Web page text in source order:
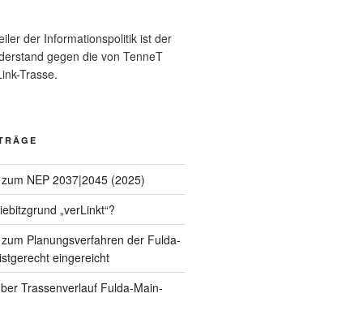
der Informationspolitik ist der
gegen die von TenneT
Trasse.
NEP 2037|2045 (2025)
„verLinkt“?
Planungsverfahren der Fulda-
eingereicht
Trassenverlauf Fulda-Main-